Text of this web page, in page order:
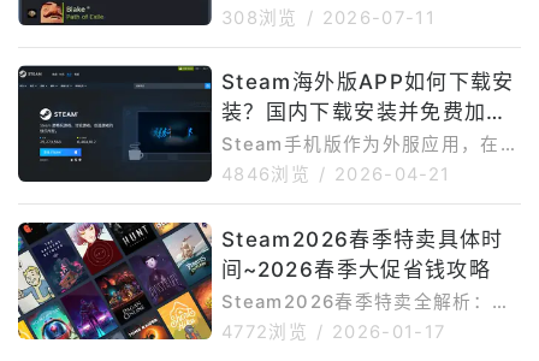
台，移动端应用通常被称为Steam
商店、购买PC游戏、查看愿望
单、接收社区和游戏新闻，同时还
能使用Steam令牌、二维码登录、
登录确认、交易确认等安全功能。
Steam官方移动应用页面显示，无
以直接下载SteamMobile3.10.
9；OurPlay页
308浏览 / 2026-07-11
Steam海外版APP如何下载安
装？国内下载安装并免费加速
Steam手机版方法介绍
Steam手机版作为外服应用，在国
内下载安装时也有一定难度。首先
够稳定，容易出现加载慢、下载中
断或页面无法打开的情况。其次是
谷歌环境依赖，部分安卓手机若缺
少GooglePlay服务，可能无法通
过谷歌商店正常下载安装或更新。
4846浏览 / 2026-04-21
Steam2026春季特卖具体时
间~2026春季大促省钱攻略
Steam2026春季特卖全解析：3
月19日开启史低狂欢Steam2026
4772浏览 / 2026-01-17